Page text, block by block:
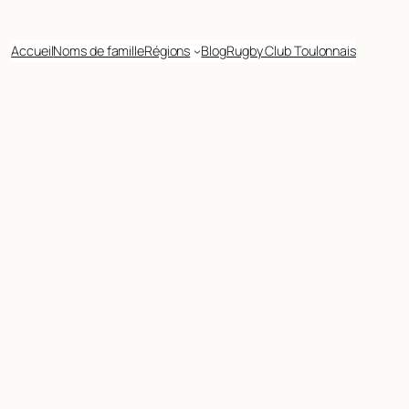
AccueilNoms de familleRégions BlogRugby Club Toulonnais